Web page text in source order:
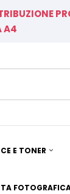
A4
E TONER